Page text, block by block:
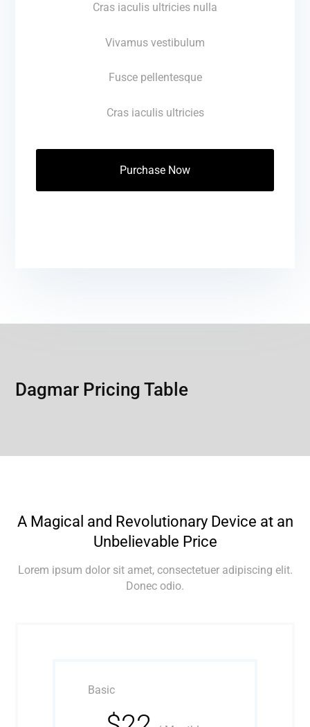
Cras iaculis ultricies nulla
Vivamus vestibulum
Fusce pellentesque
Cras iaculis ultricies
Purchase Now
Dagmar Pricing Table
A Magical and Revolutionary Device at an
Unbelievable Price
Lorem ipsum dolor sit amet, consectetuer adipiscing elit.
Donec odio.
Basic